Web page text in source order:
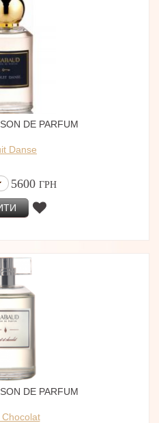
DE PARFUM
Danse
5600 ГРН
DE PARFUM